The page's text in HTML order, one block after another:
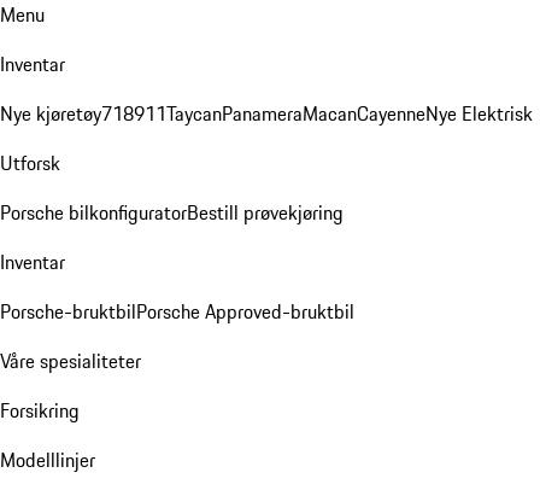
Menu
Inventar
Nye kjøretøy718911TaycanPanameraMacanCayenneNye Elektrisk
Utforsk
Porsche bilkonfiguratorBestill prøvekjøring
Inventar
Porsche-bruktbilPorsche Approved-bruktbil
Våre spesialiteter
Forsikring
Modelllinjer